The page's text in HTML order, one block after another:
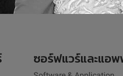
ซอร์ฟแวร์และแอ